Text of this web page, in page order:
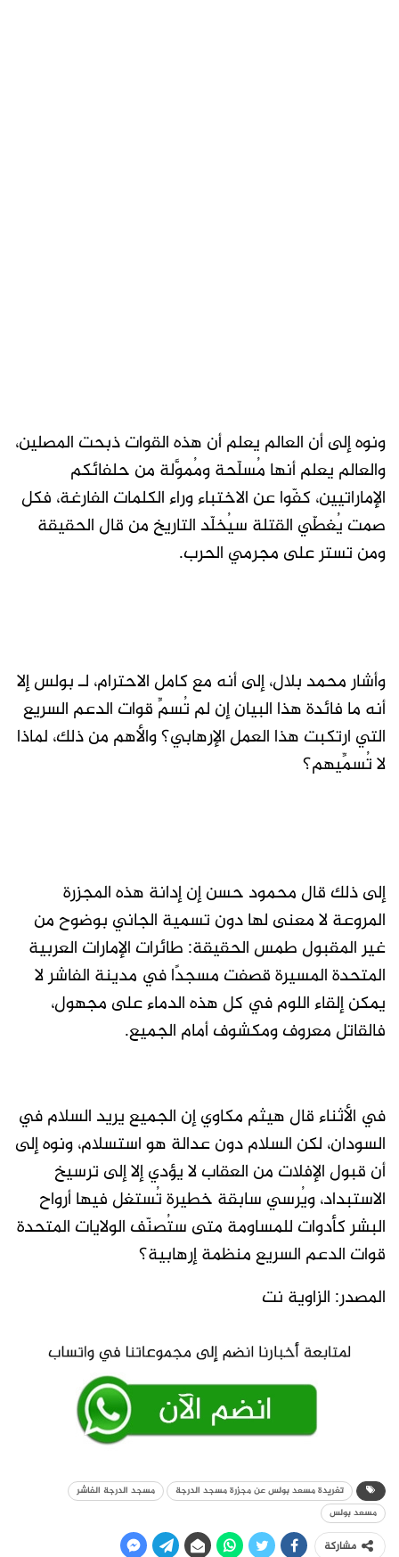
ونوه إلى أن العالم يعلم أن هذه القوات ذبحت المصلين،
والعالم يعلم أنها مُسلّحة ومُموَّلة من حلفائكم
الإماراتيين، كفّوا عن الاختباء وراء الكلمات الفارغة، فكل
صمت يُغطّي القتلة سيُخلّد التاريخ من قال الحقيقة
ومن تستر على مجرمي الحرب.
وأشار محمد بلال، إلى أنه مع كامل الاحترام، لـ بولس إلا
أنه ما فائدة هذا البيان إن لم تُسمِّ قوات الدعم السريع
التي ارتكبت هذا العمل الإرهابي؟ والأهم من ذلك، لماذا
لا تُسمِّيهم؟
إلى ذلك قال محمود حسن إن إدانة هذه المجزرة
المروعة لا معنى لها دون تسمية الجاني بوضوح من
غير المقبول طمس الحقيقة: طائرات الإمارات العربية
المتحدة المسيرة قصفت مسجدًا في مدينة الفاشر لا
يمكن إلقاء اللوم في كل هذه الدماء على مجهول،
فالقاتل معروف ومكشوف أمام الجميع.
في الأثناء قال هيثم مكاوي إن الجميع يريد السلام في
السودان، لكن السلام دون عدالة هو استسلام، ونوه إلى
أن قبول الإفلات من العقاب لا يؤدي إلا إلى ترسيخ
الاستبداد، ويُرسي سابقة خطيرة تُستغل فيها أرواح
البشر كأدوات للمساومة متى ستُصنّف الولايات المتحدة
قوات الدعم السريع منظمة إرهابية؟
المصدر: الزاوية نت
تغريدة مسعد بولس عن مجزرة مسجد الدرجة
مسجد الدرجة الفاشر
مسعد بولس
مشاركة